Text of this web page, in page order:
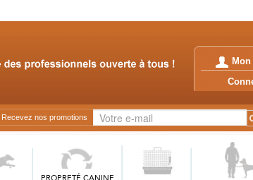
Recevez nos promotions